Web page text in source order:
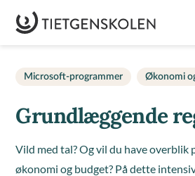
Microsoft-programmer Økonomi
Grundlæggende
Vild med tal? Og vil du have overblik
økonomi og budget? På dette